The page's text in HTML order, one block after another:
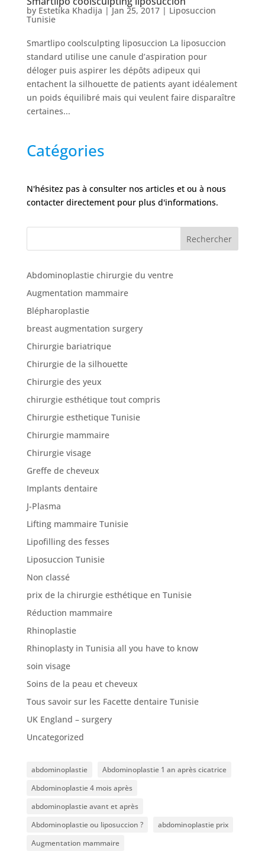
Nos
Tarifs
Nos
chirurgies
Obésité
chirurgiens
Nos
articles
/
Devis
by Estetika Khadija |Jan 25, 2017| Liposuccion
Tunisie
Smartlipo coolsculpting liposuccion La liposuccion
standard utilise une canule d’aspiration pour
déloger puis aspirer les dépôts adipeux qui
entachent la silhouette de patients ayant idéalement
un poids équilibré mais qui veulent faire disparaître
certaines...
Catégories
N'hésitez pas à consulter nos articles et ou à nous
contacter directement pour plus d'informations.
Rechercher
Abdominoplastie chirurgie du ventre
Augmentation mammaire
Blépharoplastie
breast augmentation surgery
Chirurgie bariatrique
Chirurgie de la silhouette
Chirurgie des yeux
chirurgie esthétique tout compris
Chirurgie esthetique Tunisie
Chirurgie mammaire
Chirurgie visage
Greffe de cheveux
Implants dentaire
J-Plasma
Lifting mammaire Tunisie
Lipofilling des fesses
Liposuccion Tunisie
Non classé
prix de la chirurgie esthétique en Tunisie
Réduction mammaire
Rhinoplastie
Rhinoplasty in Tunisia all you have to know
soin visage
Soins de la peau et cheveux
Tous savoir sur les Facette dentaire Tunisie
UK England – surgery
Uncategorized
abdominoplastie
Abdominoplastie 1 an après cicatrice
Abdominoplastie 4 mois après
abdominoplastie avant et après
Abdominoplastie ou liposuccion ?
abdominoplastie prix
Augmentation mammaire